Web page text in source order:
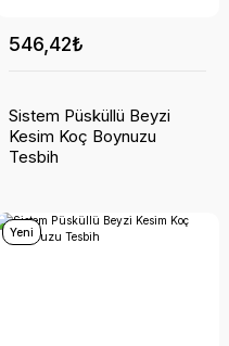
546,42₺
Sistem Püsküllü Beyzi
Kesim Koç Boynuzu
Tesbih
Yeni